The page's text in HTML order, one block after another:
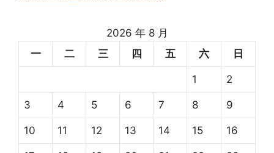
2026 年 8 月
一
二 三 四 五 六 日
1 2
3 4 5 6 7 8 9
10 11 12 13 14 15 16